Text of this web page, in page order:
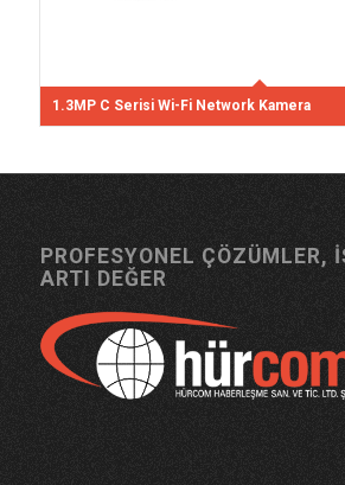
1.3MP C Serisi Wi-Fi Network Kamera
PROFESYONEL ÇÖZÜMLER,
ARTI DEĞER